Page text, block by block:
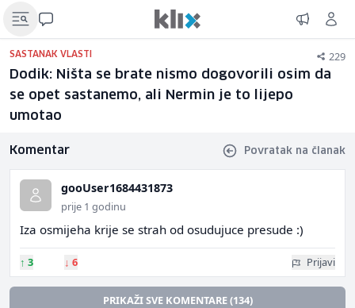
SASTANAK VLASTI 229
Dodik: Ništa se brate nismo dogovorili osim da
se opet sastanemo, ali Nermin je to lijepo
umotao
Komentar Povratak na članak
gooUser1684431873
prije 1 godinu
Iza osmijeha krije se strah od osudujuce presude :)
↑ 3 ↓ 6 Prijavi
PRIKAŽI SVE KOMENTARE (134)